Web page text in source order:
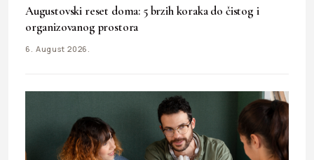
Augustovski reset doma: 5 brzih koraka do čistog i
organizovanog prostora
6. August 2026.